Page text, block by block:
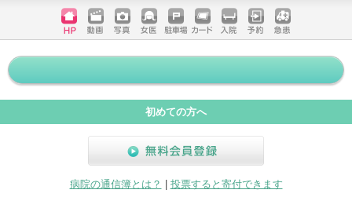
ホームペ
ージ
動画 写真 女医 駐車場
クレジッ
トカード
入院 予約 急患
初めての方へ
病院の通信簿とは？
投票すると寄付できます